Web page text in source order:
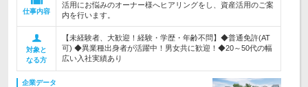
仕事内容
活用にお悩みのオーナー様へヒアリングをし、資産活用のご案
内を行います。
対象と
なる方
【未経験者、大歓迎！経験・学歴・年齢不問】◆普通免許(AT
可) ◆異業種出身者が活躍中！男女共に歓迎！◆20～50代の幅
広い入社実績あり
企業データ